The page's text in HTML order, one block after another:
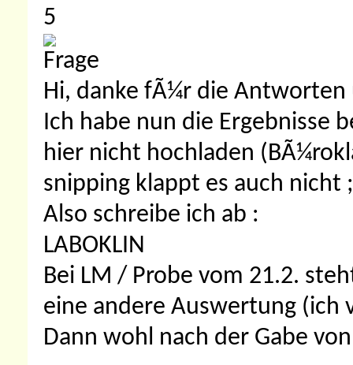
5
Hi, danke fÃ¼r die
Ich habe nun die Ergebnisse
hier nicht hochladen
snipping klappt es auch nicht
Also schreibe ich ab :
LABOKLIN
Bei LM / Probe vom 21.2.
eine andere Auswertung (ich
Dann wohl nach der Gabe